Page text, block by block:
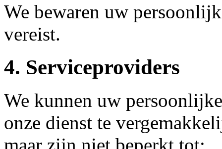
We bewaren uw
vereist.
4. Serviceproviders
We kunnen uw
onze dienst te
maar zijn niet beperkt tot: